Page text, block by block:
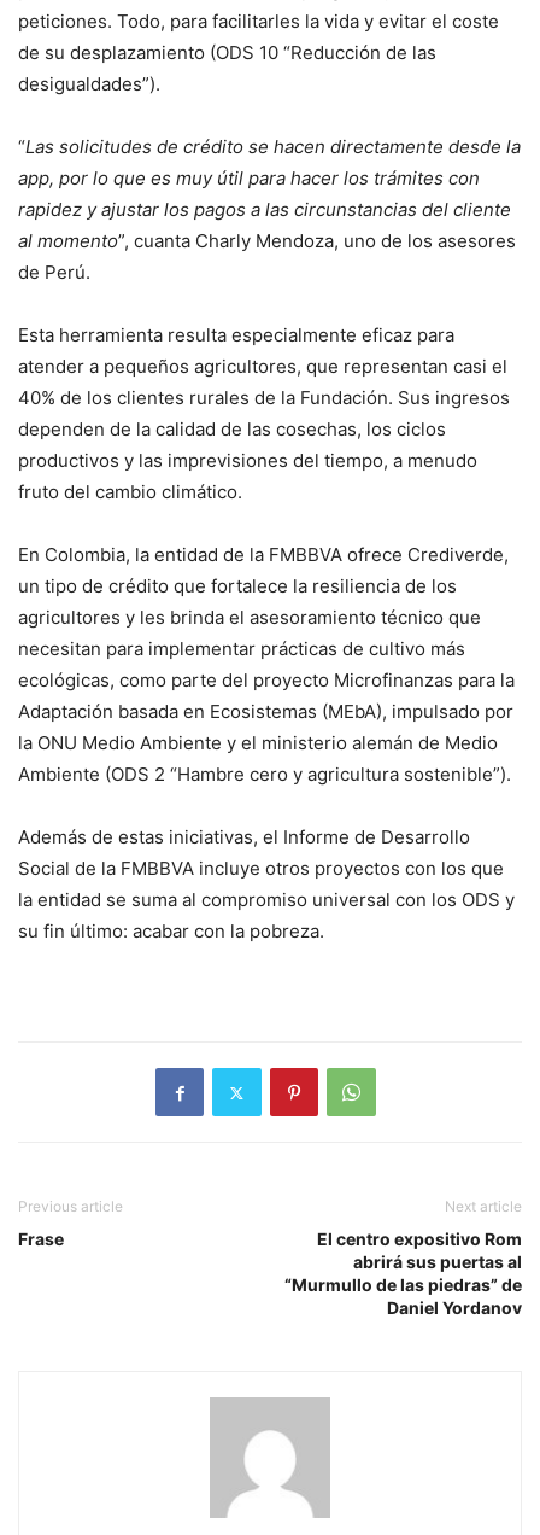
peticiones. Todo, para facilitarles la vida y evitar el coste
de su desplazamiento (ODS 10 “Reducción de las
desigualdades”).
“Las solicitudes de crédito se hacen directamente desde la
app, por lo que es muy útil para hacer los trámites con
rapidez y ajustar los pagos a las circunstancias del cliente
al momento”, cuanta Charly Mendoza, uno de los asesores
de Perú.
Esta herramienta resulta especialmente eficaz para
atender a pequeños agricultores, que representan casi el
40% de los clientes rurales de la Fundación. Sus ingresos
dependen de la calidad de las cosechas, los ciclos
productivos y las imprevisiones del tiempo, a menudo
fruto del cambio climático.
En Colombia, la entidad de la FMBBVA ofrece Crediverde,
un tipo de crédito que fortalece la resiliencia de los
agricultores y les brinda el asesoramiento técnico que
necesitan para implementar prácticas de cultivo más
ecológicas, como parte del proyecto Microfinanzas para la
Adaptación basada en Ecosistemas (MEbA), impulsado por
la ONU Medio Ambiente y el ministerio alemán de Medio
Ambiente (ODS 2 “Hambre cero y agricultura sostenible”).
Además de estas iniciativas, el Informe de Desarrollo
Social de la FMBBVA incluye otros proyectos con los que
la entidad se suma al compromiso universal con los ODS y
su fin último: acabar con la pobreza.
Previous article
Frase
Next article
El centro expositivo Rom
abrirá sus puertas al
“Murmullo de las piedras” de
Daniel Yordanov